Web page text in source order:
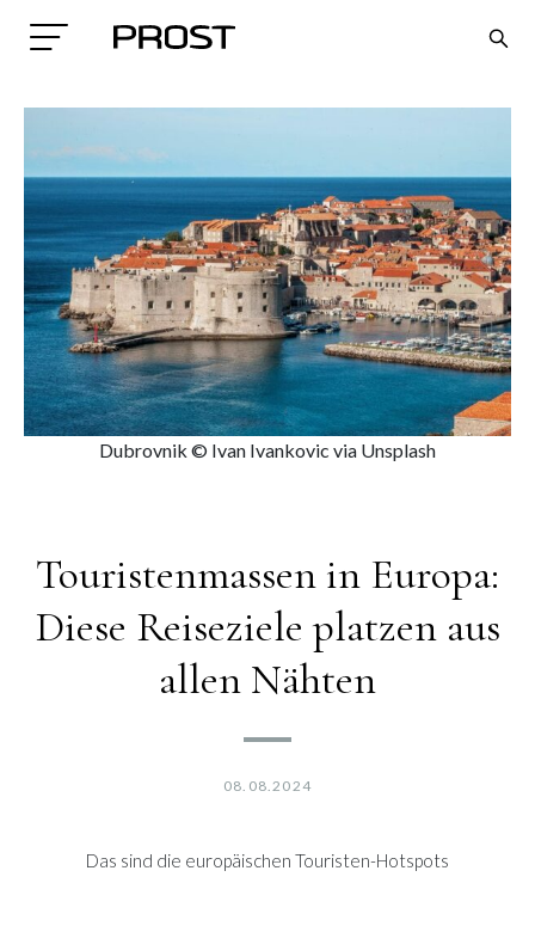
Search
Dubrovnik © Ivan Ivankovic via Unsplash
Touristenmassen in Europa:
Diese Reiseziele platzen aus
allen Nähten
08.08.2024
Das sind die europäischen Touristen-Hotspots